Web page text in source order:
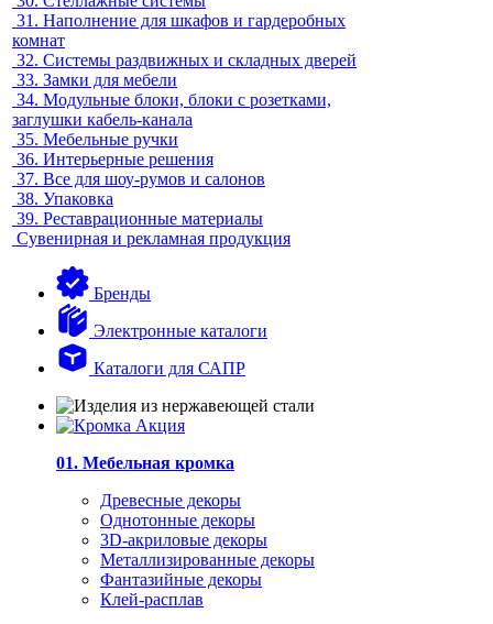
31. Наполнение для шкафов и гардеробных
комнат
32. Системы раздвижных и складных дверей
33. Замки для мебели
34. Модульные блоки, блоки с розетками,
заглушки кабель-канала
35. Мебельные ручки
36. Интерьерные решения
37. Все для шоу-румов и салонов
38. Упаковка
39. Реставрационные материалы
Сувенирная и рекламная продукция
Бренды
Электронные каталоги
Каталоги для САПР
01. Мебельная кромка
Древесные декоры
Однотонные декоры
3D-акриловые декоры
Металлизированные декоры
Фантазийные декоры
Клей-расплав